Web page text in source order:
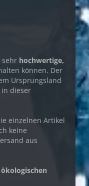
sehr hochwertige,
können. Der
Ursprungsland
dieser
einzelnen Artikel
keine
aus
ökologischen